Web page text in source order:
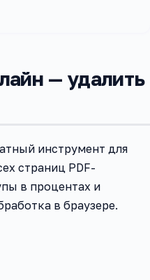
— удалить
инструмент для
страниц PDF-
в процентах и
в браузере.